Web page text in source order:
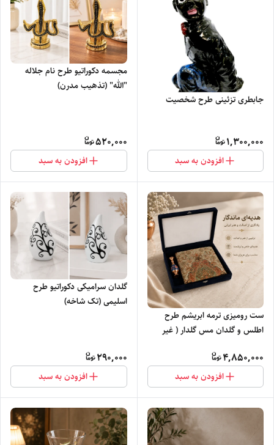
جابطری تزئینی طرح شخصیت
1,300,000
افزودن به سبد
مجسمه دکوراتیو طرح نام جلاله
"الله" (تذهیب مدرن)
520,000
افزودن به سبد
ست رومیزی ترمه ابریشم طرح
اطلس و گلدان مس گلدار ( غیر
4,850,000
افزودن به سبد
گلدان سرامیکی دکوراتیو طرح
اسلیمی (تک شاخه)
290,000
افزودن به سبد